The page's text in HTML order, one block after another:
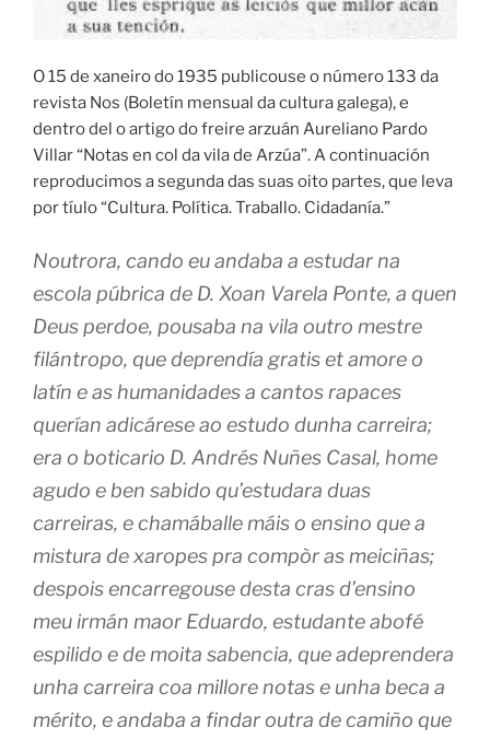
O 15 de xaneiro do 1935 publicouse o número 133 da
revista Nos (Boletín mensual da cultura galega), e
dentro del o artigo do freire arzuán Aureliano Pardo
Villar “Notas en col da vila de Arzúa”. A continuación
reproducimos a segunda das suas oito partes, que leva
por tíulo “Cultura. Política. Traballo. Cidadanía.”
Noutrora, cando eu andaba a estudar na
escola púbrica de D. Xoan Varela Ponte, a quen
Deus perdoe, pousaba na vila outro mestre
filántropo, que deprendía gratis et amore o
latín e as humanidades a cantos rapaces
querían adicárese ao estudo dunha carreira;
era o boticario D. Andrés Nuñes Casal, home
agudo e ben sabido qu’estudara duas
carreiras, e chamáballe máis o ensino que a
mistura de xaropes pra compòr as meiciñas;
despois encarregouse desta cras d’ensino
meu irmán maor Eduardo, estudante abofé
espilido e de moita sabencia, que adeprendera
unha carreira coa millore notas e unha beca a
mérito, e andaba a findar outra de camiño que